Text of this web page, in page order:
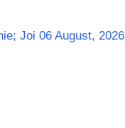
Joi 06 August, 2026